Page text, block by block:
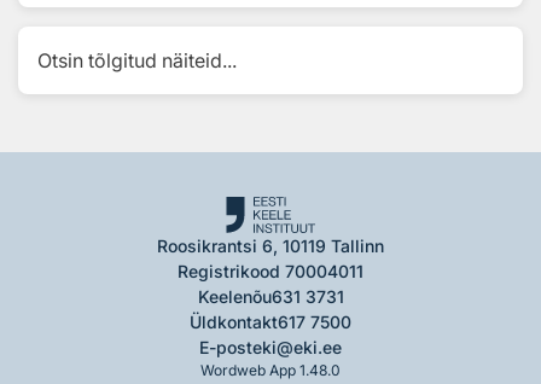
Otsin tõlgitud näiteid...
Roosikrantsi 6, 10119 Tallinn
Registrikood 70004011
Keelenõu631 3731
Üldkontakt617 7500
E-posteki@eki.ee
Wordweb App 1.48.0